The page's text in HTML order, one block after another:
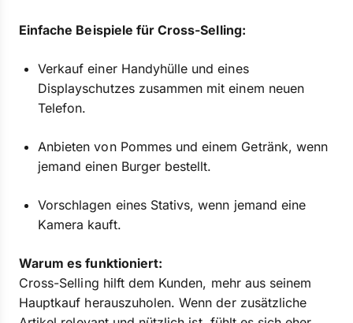
Einfache Beispiele für Cross-Selling:
Verkauf einer Handyhülle und eines
Displayschutzes zusammen mit einem neuen
Telefon.
Anbieten von Pommes und einem Getränk, wenn
jemand einen Burger bestellt.
Vorschlagen eines Stativs, wenn jemand eine
Kamera kauft.
Warum es funktioniert:
Cross-Selling hilft dem Kunden, mehr aus seinem
Hauptkauf herauszuholen. Wenn der zusätzliche